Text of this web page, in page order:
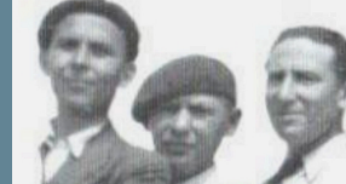
Aller au contenu principal